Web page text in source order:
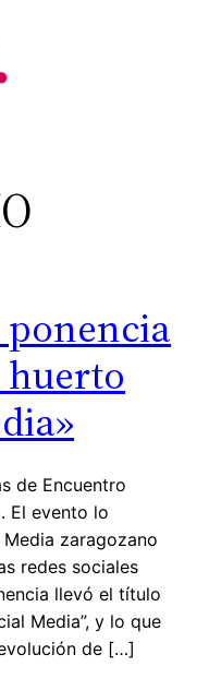
ponencia
huerto
de Encuentro
El evento lo
zaragozano
redes sociales
llevó el título
Media”, y lo que
de […]